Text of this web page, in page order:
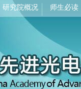
研究院概况 师生必读